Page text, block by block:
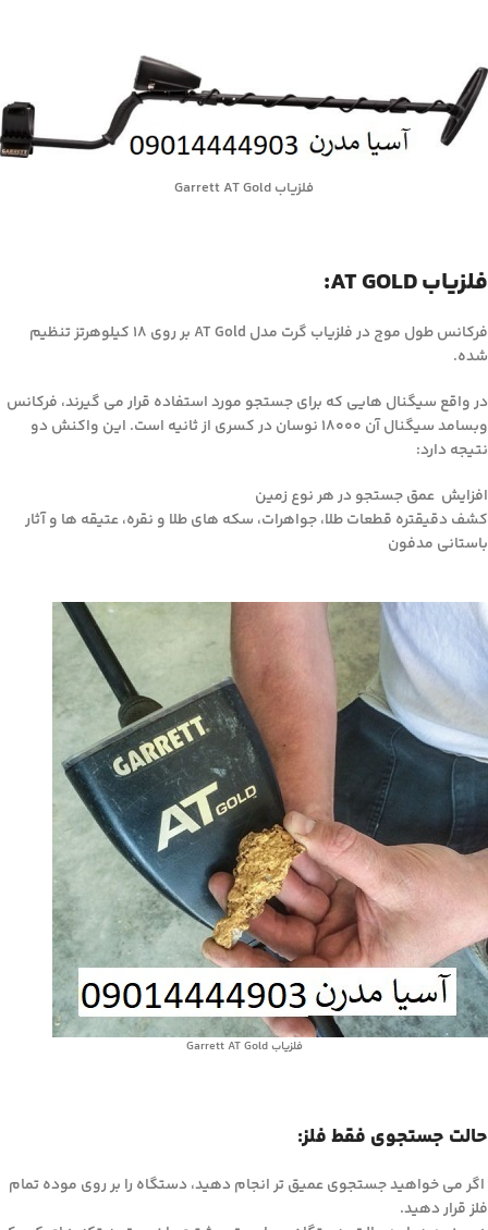
فلزیاب Garrett AT Gold
فلزیاب AT GOLD:
فرکانس طول موج در فلزیاب گرت مدل AT Gold بر روی ۱۸ کیلوهرتز تنظیم
شده.
در واقع سیگنال هایی که برای جستجو مورد استفاده قرار می گیرند، فرکانس
وبسامد سیگنال آن ۱۸۰۰۰ نوسان در کسری از ثانیه است. این واکنش دو
نتیجه دارد:
افزایش عمق جستجو در هر نوع زمین
کشف دقیقتره قطعات طلا، جواهرات، سکه های طلا و نقره، عتیقه ها و آثار
باستانی مدفون
فلزیاب Garrett AT Gold
حالت جستجوی فقط فلز:
اگر می خواهید جستجوی عمیق تر انجام دهید، دستگاه را بر روی موده تمام
فلز قرار دهید.